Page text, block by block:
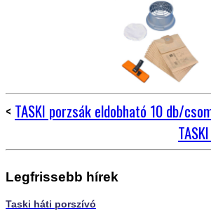
< TASKI porzsák eldobható 10 db/
Legfrissebb hírek
Taski háti porszívó